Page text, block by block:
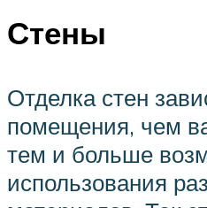
Стены
Отделка стен
помещения, чем
тем и больше
использования